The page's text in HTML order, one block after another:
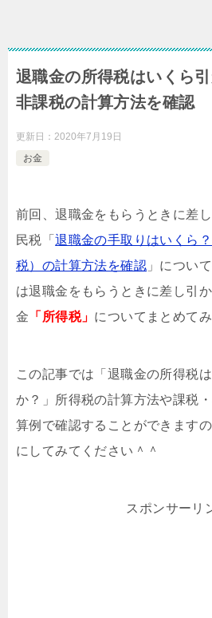
退職金の所得税はいくら
非課税の計算方法を確認
更新日： 2020年7月19日
お金
前回、退職金をもらうときに差
民税「退職金の手取りはいくら
税）の計算方法を確認 」につい
は退職金をもらうときに差し引
金 「所得税」 についてまとめてみ
この記事では「退職金の所得税
か？」所得税の計算方法や課税
算例で確認することができます
にしてみてください＾＾
スポンサーリ